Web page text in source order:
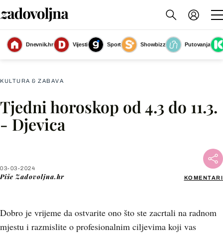
Dnevnik.hr Vijesti Sport Showbizz
Putovanja
Tjedni horoskop za ožujak 2024 - 3
(Foto: Zadovoljna.hr)
KULTURA & ZABAVA
Tjedni horoskop od 4.3 do 11.3.
- Djevica
03-03-2024
Piše Zadovoljna.hr KOMENTARI
Dobro je vrijeme da ostvarite ono što ste zacrtali na radnom
mjestu i razmislite o profesionalnim ciljevima koji vas
Facebook